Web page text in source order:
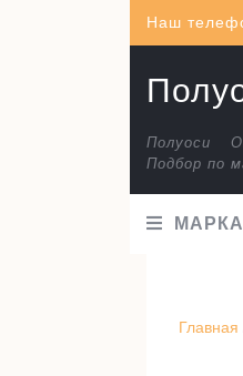
Наш
Полуоси
Подбор по
Главная